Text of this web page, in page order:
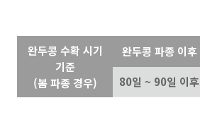
완두콩 수확 시기
기준
(봄 파종 경우)
완두콩 파종 이후
80일 ~ 90일 이후